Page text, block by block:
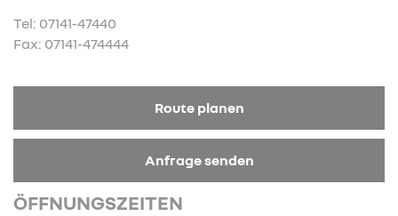
Tel: 07141-47440
Fax: 07141-474444
Route planen
Anfrage senden
ÖFFNUNGSZEITEN